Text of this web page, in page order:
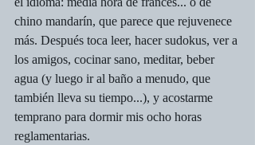
chino mandarín, que parece que rejuvenece
más. Después toca leer, hacer sudokus, ver a
los amigos, cocinar sano, meditar, beber
agua (y luego ir al baño a menudo, que
también lleva su tiempo...), y acostarme
temprano para dormir mis ocho horas
reglamentarias.